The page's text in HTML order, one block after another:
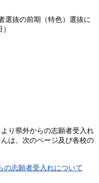
選抜の前期（特色）選抜に
り県外からの志願者受入れ
は、次のページ及び各校の
の志願者受入れについて